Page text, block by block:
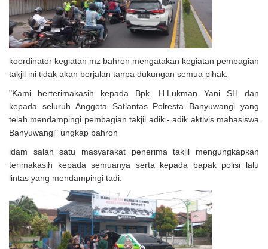
koordinator kegiatan mz bahron mengatakan kegiatan pembagian
takjil ini tidak akan berjalan tanpa dukungan semua pihak.
"Kami berterimakasih kepada Bpk. H.Lukman Yani SH dan
kepada seluruh Anggota Satlantas Polresta Banyuwangi yang
telah mendampingi pembagian takjil adik - adik aktivis mahasiswa
Banyuwangi" ungkap bahron
idam salah satu masyarakat penerima takjil mengungkapkan
terimakasih kepada semuanya serta kepada bapak polisi lalu
lintas yang mendampingi tadi.